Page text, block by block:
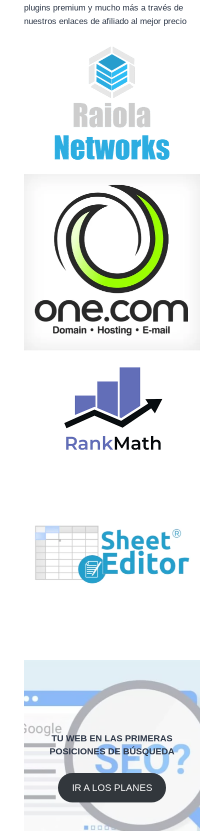
plugins premium y mucho más a través de
nuestros enlaces de afiliado al mejor precio
TU WEB EN LAS PRIMERAS
POSICIONES DE BÚSQUEDA
IR A LOS PLANES